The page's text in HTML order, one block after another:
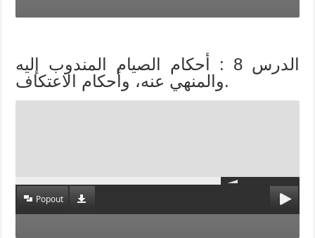
الدرس 8 : أحكام الصيام المندوب إليه
والمنهي عنه، وأحكام الاعتكاف.
Popout